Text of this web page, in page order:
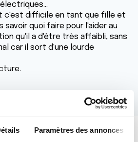
Paramètres des annonces
c'est difficile en tant que fille et
savoir quoi faire pour l'aider au
qu'il a d'être très affaibli, sans
car il sort d'une lourde